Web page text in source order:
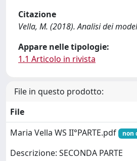
Citazione
Vella, M. (2018). Analisi dei
Appare nelle tipologie:
1.1 Articolo in rivista
File in questo prodotto:
File
Maria Vella WS II°PARTE.pdf
non
Descrizione: SECONDA PARTE